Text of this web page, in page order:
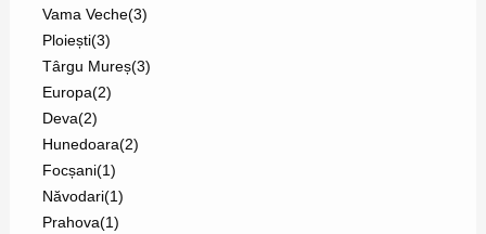
Vama Veche(3)
Ploiești(3)
Târgu Mureș(3)
Europa(2)
Deva(2)
Hunedoara(2)
Focșani(1)
Năvodari(1)
Prahova(1)